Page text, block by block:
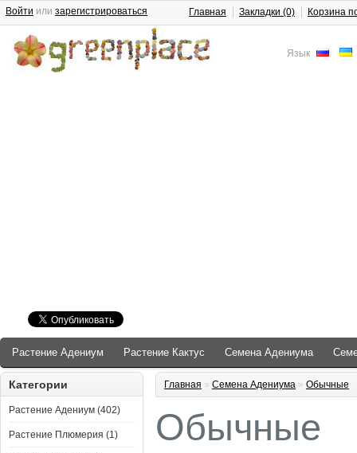
Язык
Войти или зарегистрироваться Главная Закладки (0) Корзина
Растение Адениум Растение Кактус Семена Адениума
Категории
Растение Адениум (402)
Растение Плюмерия (1)
Главная » Семена Адениума » Обычные
Обычные